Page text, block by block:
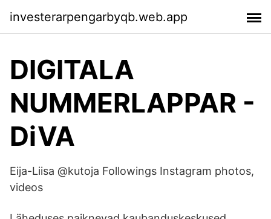
investerarpengarbyqb.web.app
DIGITALA
NUMMERLAPPAR -
DiVA
Eija-Liisa @kutoja Followings Instagram photos,
videos